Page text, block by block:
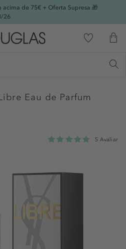
de 75€ + Oferta Supresa 🎁
26
Eau de Parfum
5 Avaliar